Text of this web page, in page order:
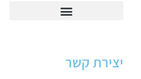
יצירת קשר